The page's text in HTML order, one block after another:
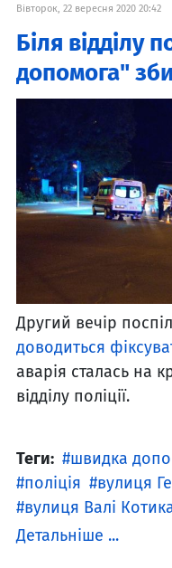
Вівторок, 22 вересня 2020 20:42
Біля відділу
допомога"
Другий вечір
доводиться
аварія сталась на
відділу поліції.
Теги: швидка
поліція
вулиця
вулиця Валі
Детальніше ...